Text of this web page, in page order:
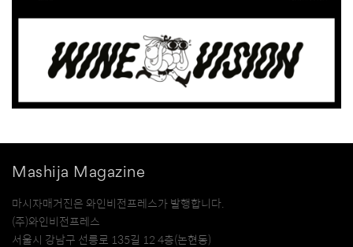
Mashija Magazine
마시자매거진은 와인비전프레스가 발행합니다.
(주)와인비전프레스
서울시 강남구 선릉로 135길 12 4층(논현동)